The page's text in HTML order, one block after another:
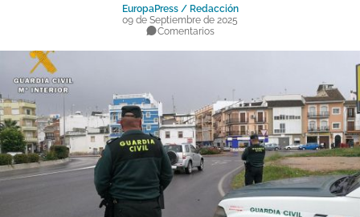
VENTANA CIUDADANA
CÓRDOBA
PROVINCIA
SUBBÉTICA HOY
EuropaPress / Redacción
09 de Septiembre de 2025
Comentarios